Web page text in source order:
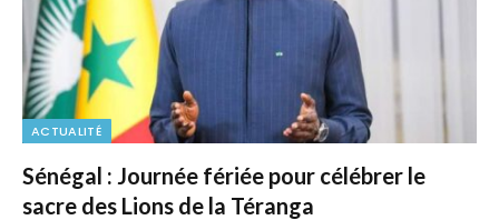
ACTUALITÉ
Sénégal : Journée fériée pour célébrer le
sacre des Lions de la Téranga